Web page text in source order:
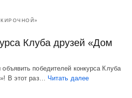
Клуба друзей «Дом
победителей конкурса Клуба
В этот раз… Читать далее